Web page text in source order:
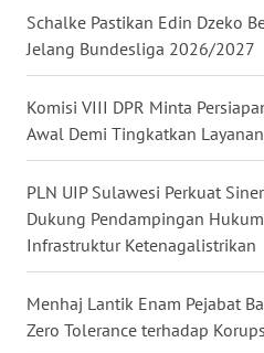
Schalke Pastikan Edin Dzeko
Jelang Bundesliga 2026/2027
Komisi VIII DPR Minta
Awal Demi Tingkatkan
PLN UIP Sulawesi Perkuat
Dukung Pendampingan
Infrastruktur Ketenagalistrikan
Menhaj Lantik Enam Pejabat
Zero Tolerance terhadap
GORONTALO
WN
SULUT
WN
MALUKU
WN
MALUT
WN